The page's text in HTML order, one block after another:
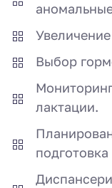
Выбор
лактации.